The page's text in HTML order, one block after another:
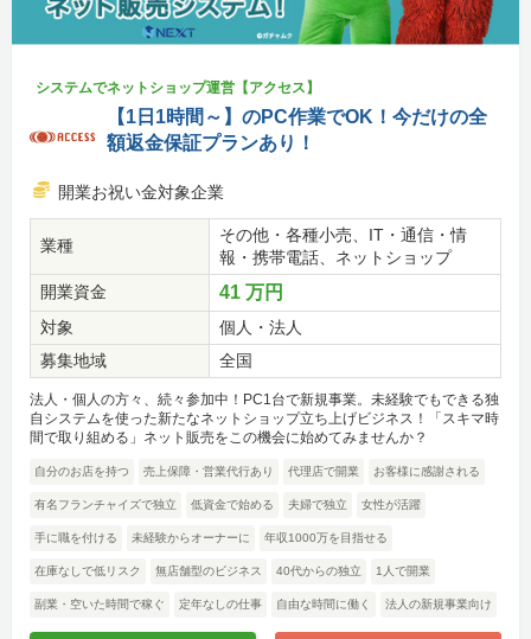
システムでネットショップ運営【アクセス】
【1日1時間～】のPC作業でOK！今だけの全
額返金保証プランあり！
開業お祝い金対象企業
業種
その他・各種小売、IT・通信・情
報・携帯電話、ネットショップ
開業資金
41 万円
対象
個人・法人
募集地域
全国
法人・個人の方々、続々参加中！PC1台で新規事業。未経験でもできる独
自システムを使った新たなネットショップ立ち上げビジネス！「スキマ時
間で取り組める」ネット販売をこの機会に始めてみませんか？
自分のお店を持つ 売上保障・営業代行あり 代理店で開業 お客様に感謝される
有名フランチャイズで独立 低資金で始める 夫婦で独立 女性が活躍
手に職を付ける 未経験からオーナーに 年収1000万を目指せる
在庫なしで低リスク 無店舗型のビジネス 40代からの独立 1人で開業
副業・空いた時間で稼ぐ 定年なしの仕事 自由な時間に働く 法人の新規事業向け